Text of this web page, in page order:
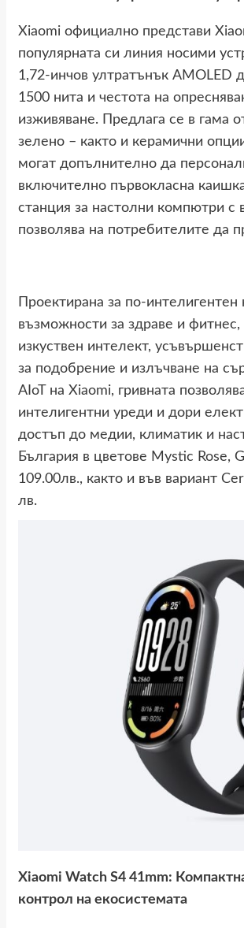
Xiaomi официално представи
популярната си линия носими
1,72-инчов ултратънък AMOLED
1500 нита и честота на
изживяване. Предлага се в гама
зелено – както и керамични
могат допълнително да
включително първокласна
станция за настолни компютри с
позволява на потребителите да
Проектирана за по-
възможности за здраве и
изкуствен интелект,
за подобрение и излъчване на
AIoT на Xiaomi, гривната
интелигентни уреди и дори
достъп до медии, климатик и
България в цветове Mystic Rose,
109.00лв., както и във вариант
лв.
Xiaomi Watch S4 41mm:
контрол на екосистемата